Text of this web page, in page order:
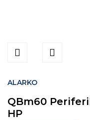
ALARKO
QBm60
HP